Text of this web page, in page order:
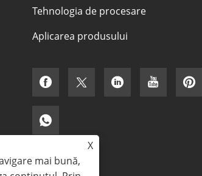
Tehnologia de procesare
Aplicarea produsului
X
mai bună,